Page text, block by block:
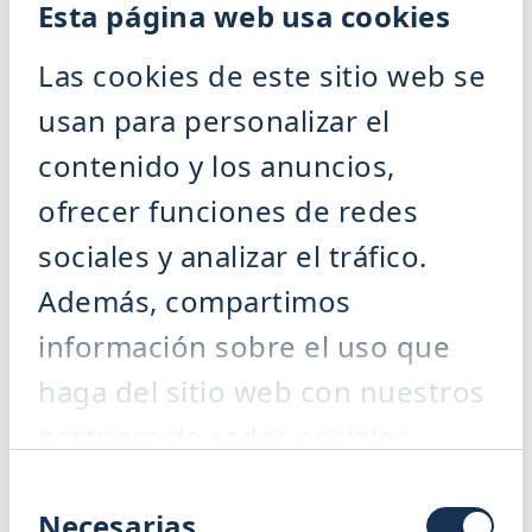
Esta página web usa cookies
Las cookies de este sitio web se
usan para personalizar el
contenido y los anuncios,
ofrecer funciones de redes
sociales y analizar el tráfico.
Además, compartimos
información sobre el uso que
haga del sitio web con nuestros
de
gestión de residuos
Referencias
Nuestros servicios
Nuestro servicio le acompaña a lo
largo de todo el ciclo de vida de su
instalación —desde la puesta en
marcha, pasando por el
mantenimiento y los repuestos,
hasta la modernización y la
optimización de procesos—, para
que su producción funcione de
forma fiable y rentable.
Resumen servicios
Optimización de plantas